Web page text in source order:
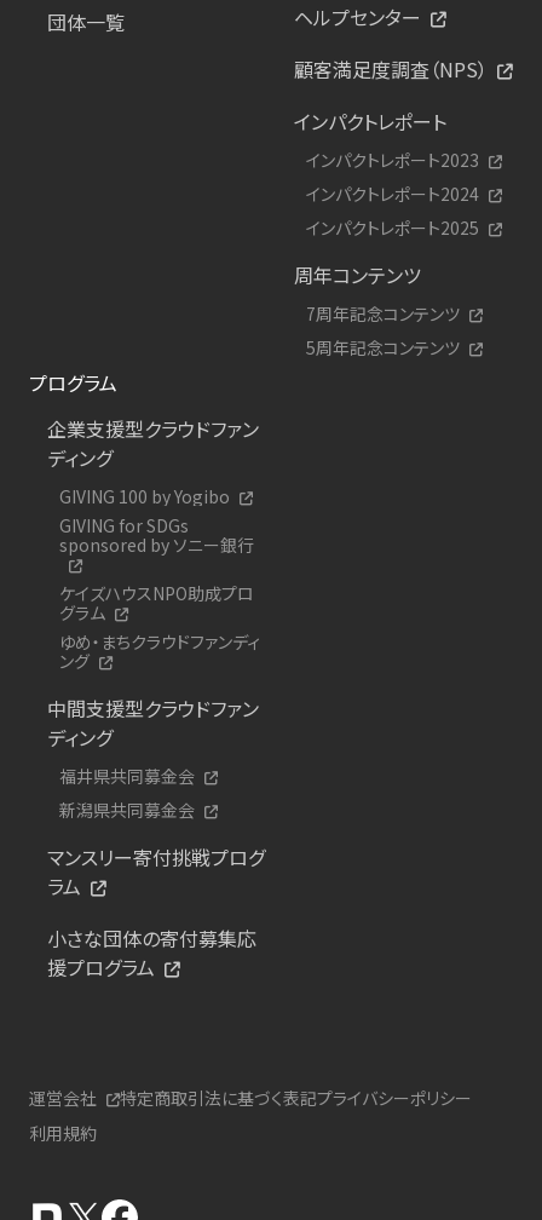
団体一覧
ヘルプセンター
顧客満足度調査（NPS）
インパクトレポート
インパクトレポート2023
インパクトレポート2024
インパクトレポート2025
周年コンテンツ
7周年記念コンテンツ
5周年記念コンテンツ
プログラム
企業支援型クラウドファン
ディング
GIVING 100 by Yogibo
GIVING for SDGs
sponsored by ソニー銀行
ケイズハウスNPO助成プロ
グラム
ゆめ・まちクラウドファンディ
ング
中間支援型クラウドファン
ディング
福井県共同募金会
新潟県共同募金会
マンスリー寄付挑戦プログ
ラム
小さな団体の寄付募集応
援プログラム
運営会社 特定商取引法に基づく表記プライバシーポリシー
利用規約